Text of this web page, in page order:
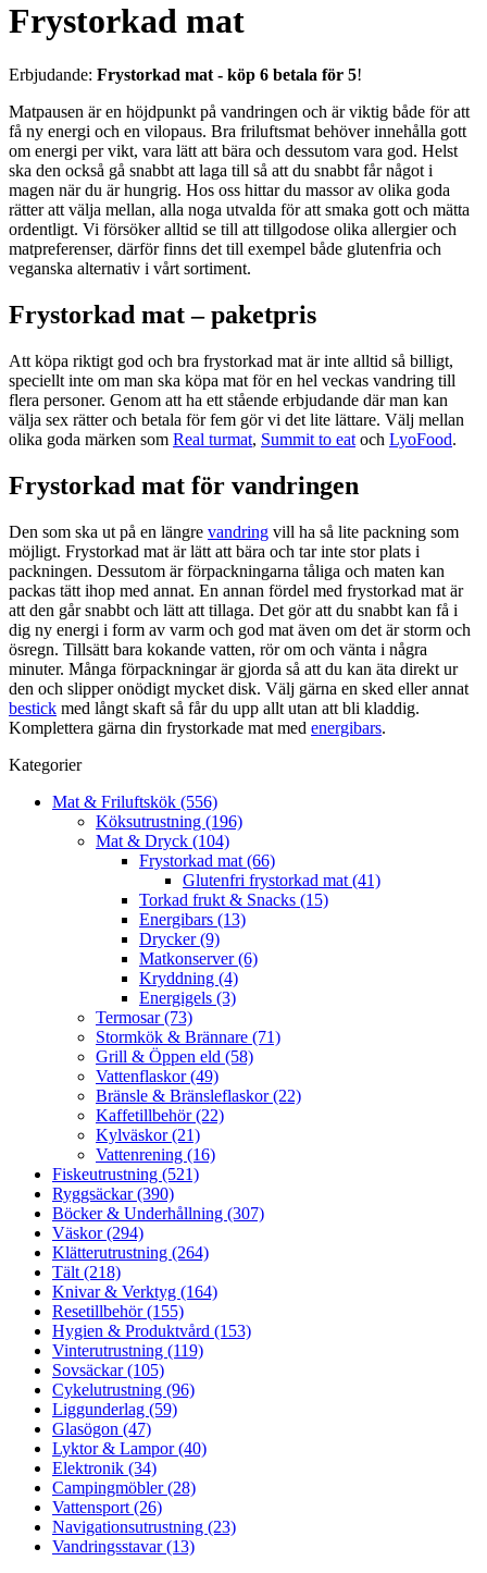
Frystorkad mat
Erbjudande: Frystorkad mat - köp 6 betala för 5!
Matpausen är en höjdpunkt på vandringen och är viktig både för att
få ny energi och en vilopaus. Bra friluftsmat behöver innehålla gott
om energi per vikt, vara lätt att bära och dessutom vara god. Helst
ska den också gå snabbt att laga till så att du snabbt får något i
magen när du är hungrig. Hos oss hittar du massor av olika goda
rätter att välja mellan, alla noga utvalda för att smaka gott och mätta
ordentligt. Vi försöker alltid se till att tillgodose olika allergier och
matpreferenser, därför finns det till exempel både glutenfria och
veganska alternativ i vårt sortiment.
Frystorkad mat – paketpris
Att köpa riktigt god och bra frystorkad mat är inte alltid så billigt,
speciellt inte om man ska köpa mat för en hel veckas vandring till
flera personer. Genom att ha ett stående erbjudande där man kan
välja sex rätter och betala för fem gör vi det lite lättare. Välj mellan
olika goda märken som Real turmat, Summit to eat och LyoFood.
Frystorkad mat för vandringen
Den som ska ut på en längre vandring vill ha så lite packning som
möjligt. Frystorkad mat är lätt att bära och tar inte stor plats i
packningen. Dessutom är förpackningarna tåliga och maten kan
packas tätt ihop med annat. En annan fördel med frystorkad mat är
att den går snabbt och lätt att tillaga. Det gör att du snabbt kan få i
dig ny energi i form av varm och god mat även om det är storm och
ösregn. Tillsätt bara kokande vatten, rör om och vänta i några
minuter. Många förpackningar är gjorda så att du kan äta direkt ur
den och slipper onödigt mycket disk. Välj gärna en sked eller annat
bestick med långt skaft så får du upp allt utan att bli kladdig.
Komplettera gärna din frystorkade mat med energibars.
Kategorier
Mat & Friluftskök (556)
Köksutrustning (196)
Mat & Dryck (104)
Frystorkad mat (66)
Glutenfri frystorkad mat (41)
Torkad frukt & Snacks (15)
Energibars (13)
Drycker (9)
Matkonserver (6)
Kryddning (4)
Energigels (3)
Termosar (73)
Stormkök & Brännare (71)
Grill & Öppen eld (58)
Vattenflaskor (49)
Bränsle & Bränsleflaskor (22)
Kaffetillbehör (22)
Kylväskor (21)
Vattenrening (16)
Fiskeutrustning (521)
Ryggsäckar (390)
Böcker & Underhållning (307)
Väskor (294)
Klätterutrustning (264)
Tält (218)
Knivar & Verktyg (164)
Resetillbehör (155)
Hygien & Produktvård (153)
Vinterutrustning (119)
Sovsäckar (105)
Cykelutrustning (96)
Liggunderlag (59)
Glasögon (47)
Lyktor & Lampor (40)
Elektronik (34)
Campingmöbler (28)
Vattensport (26)
Navigationsutrustning (23)
Vandringsstavar (13)